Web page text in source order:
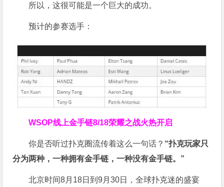
所以，这很可能是一个巨大的成功。
预计的参赛选手：
WSOP线上金手链8/18荣耀之战火热开启
你是否听过扑克圈流传着这么一句话？ “扑克玩家只
分为两种，一种拥有金手链，一种没有金手链。”
北京时间8月18日到9月30日，全球扑克迷的盛宴